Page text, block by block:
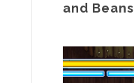
and Beans